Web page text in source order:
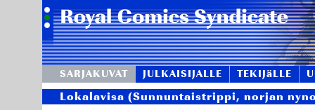
SARJAKUVAT JULKAISIJALLE TEKIJäLLE
Lokalavisa (Sunnuntaistrippi, norjan